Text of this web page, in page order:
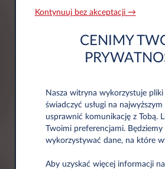
Informacje adresowe
Kod pocztowy*
Kontynuuj bez akceptacji →
CENIMY
Nasza witryna wykorzystuje pliki
świadczyć usługi na
usprawnić komunikację z Tobą.
Twoimi preferencjami. Będziemy
wykorzystywać dane, na które
Aby uzyskać więcej informacji